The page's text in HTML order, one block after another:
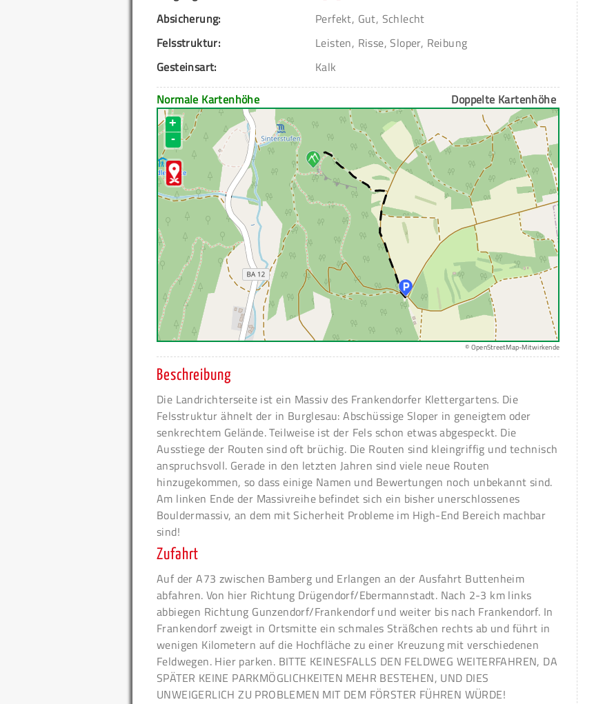
Absicherung:
Perfekt, Gut, Schlecht
Felsstruktur:
Leisten, Risse, Sloper, Reibung
Gesteinsart:
Kalk
Normale Kartenhöhe
Doppelte Kartenhöhe
+
-
© OpenStreetMap-Mitwirkende
Beschreibung
Die Landrichterseite ist ein Massiv des Frankendorfer Klettergartens. Die
Felsstruktur ähnelt der in Burglesau: Abschüssige Sloper in geneigtem oder
senkrechtem Gelände. Teilweise ist der Fels schon etwas abgespeckt. Die
Ausstiege der Routen sind oft brüchig. Die Routen sind kleingriffig und technisch
anspruchsvoll. Gerade in den letzten Jahren sind viele neue Routen
hinzugekommen, so dass einige Namen und Bewertungen noch unbekannt sind.
Am linken Ende der Massivreihe befindet sich ein bisher unerschlossenes
Bouldermassiv, an dem mit Sicherheit Probleme im High-End Bereich machbar
sind!
Zufahrt
Auf der A73 zwischen Bamberg und Erlangen an der Ausfahrt Buttenheim
abfahren. Von hier Richtung Drügendorf/Ebermannstadt. Nach 2-3 km links
abbiegen Richtung Gunzendorf/Frankendorf und weiter bis nach Frankendorf. In
Frankendorf zweigt in Ortsmitte ein schmales Sträßchen rechts ab und führt in
wenigen Kilometern auf die Hochfläche zu einer Kreuzung mit verschiedenen
Feldwegen. Hier parken. BITTE KEINESFALLS DEN FELDWEG WEITERFAHREN, DA
SPÄTER KEINE PARKMÖGLICHKEITEN MEHR BESTEHEN, UND DIES
UNWEIGERLICH ZU PROBLEMEN MIT DEM FÖRSTER FÜHREN WÜRDE!